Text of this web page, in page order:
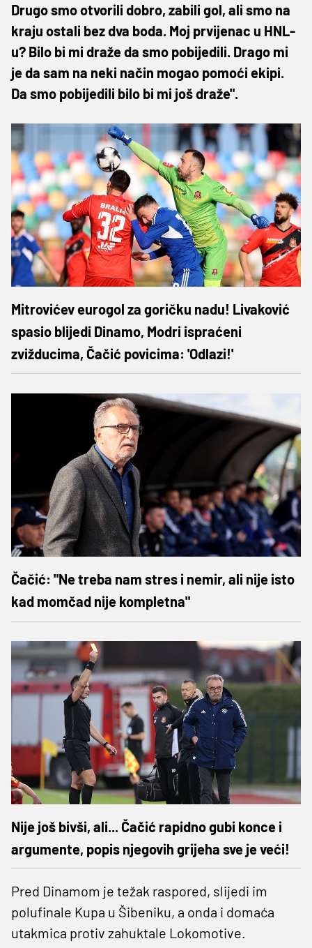
Drugo smo otvorili dobro, zabili gol, ali smo na
kraju ostali bez dva boda. Moj prvijenac u HNL-
u? Bilo bi mi draže da smo pobijedili. Drago mi
je da sam na neki način mogao pomoći ekipi.
Da smo pobijedili bilo bi mi još draže".
Mitrovićev eurogol za goričku nadu! Livaković
spasio blijedi Dinamo, Modri ispraćeni
zvižducima, Čačić povicima: 'Odlazi!'
Čačić: "Ne treba nam stres i nemir, ali nije isto
kad momčad nije kompletna"
Nije još bivši, ali... Čačić rapidno gubi konce i
argumente, popis njegovih grijeha sve je veći!
Pred Dinamom je težak raspored, slijedi im
polufinale Kupa u Šibeniku, a onda i domaća
utakmica protiv zahuktale Lokomotive.